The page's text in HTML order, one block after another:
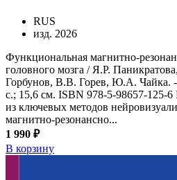
RUS
изд. 2026
Функциональная магнитно-
головного мозга / Я.Р.
Горбунов, В.В. Горев, Ю.А. Чайка.
с.; 15,6 см. ISBN 978-5-98657-125-
из ключевых методов
магнитно-резонансно...
1 990 ₽
В корзину